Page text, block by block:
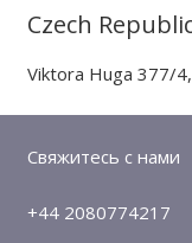
Czech
Viktora Huga 377/
Свяжитесь с нами
+44 2080774217